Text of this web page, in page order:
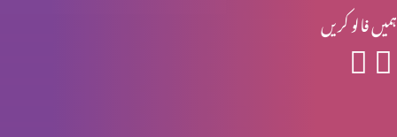
ہمیں فالو کریں